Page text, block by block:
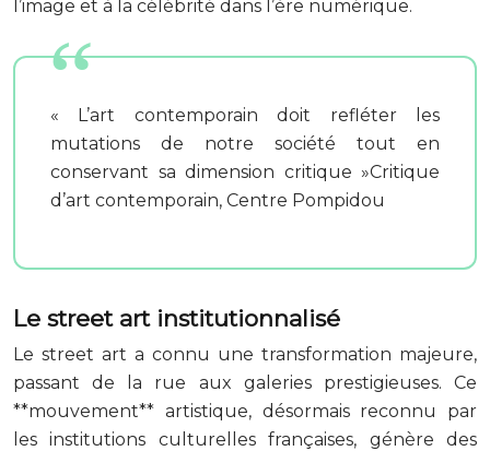
l’image et à la célébrité dans l’ère numérique.
« L’art contemporain doit refléter les
mutations de notre société tout en
conservant sa dimension critique »Critique
d’art contemporain, Centre Pompidou
Le street art institutionnalisé
Le street art a connu une transformation majeure,
passant de la rue aux galeries prestigieuses. Ce
**mouvement** artistique, désormais reconnu par
les institutions culturelles françaises, génère des